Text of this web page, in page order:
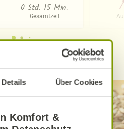
Details Über Cookies
Komfort &
0 Std. 15 Min.
Gesamtzeit
REZEPTE FINDEN